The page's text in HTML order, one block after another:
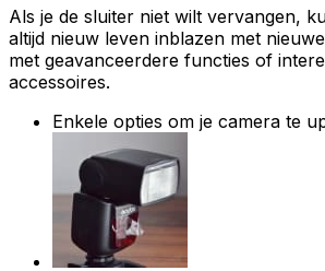
Als je de sluiter niet wilt vervangen,
altijd nieuw leven inblazen met
met geavanceerdere functies of
accessoires.
Enkele opties om je camera te